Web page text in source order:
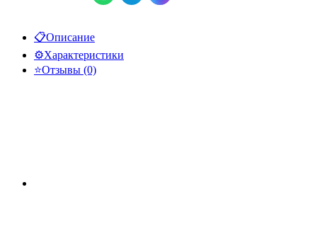
📋Описание
⚙️Характеристики
⭐Отзывы (0)